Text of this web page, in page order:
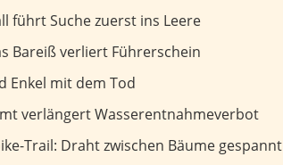
führt Suche zuerst ins Leere
Führerschein
Bareiß verliert Führerschein
Enkel mit dem Tod
verlängert Wasserentnahmeverbot
Bäume gespannt
Trail: Draht zwischen Bäume gespannt